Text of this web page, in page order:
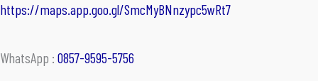
https://maps.app.goo.gl/SmcMyBNnzypc5wRt7
WhatsApp : 0857-9595-5756